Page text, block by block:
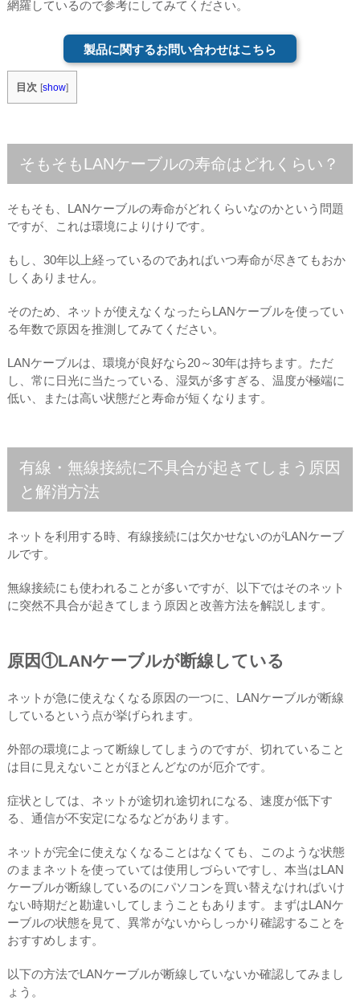
網羅しているので参考にしてみてください。
製品に関するお問い合わせはこちら
目次 [show]
そもそもLANケーブルの寿命はどれくらい？
そもそも、LANケーブルの寿命がどれくらいなのかという問題
ですが、これは環境によりけりです。
もし、30年以上経っているのであればいつ寿命が尽きてもおか
しくありません。
そのため、ネットが使えなくなったらLANケーブルを使ってい
る年数で原因を推測してみてください。
LANケーブルは、環境が良好なら20～30年は持ちます。ただ
し、常に日光に当たっている、湿気が多すぎる、温度が極端に
低い、または高い状態だと寿命が短くなります。
有線・無線接続に不具合が起きてしまう原因
と解消方法
ネットを利用する時、有線接続には欠かせないのがLANケーブ
ルです。
無線接続にも使われることが多いですが、以下ではそのネット
に突然不具合が起きてしまう原因と改善方法を解説します。
原因①LANケーブルが断線している
ネットが急に使えなくなる原因の一つに、LANケーブルが断線
しているという点が挙げられます。
外部の環境によって断線してしまうのですが、切れていること
は目に見えないことがほとんどなのが厄介です。
症状としては、ネットが途切れ途切れになる、速度が低下す
る、通信が不安定になるなどがあります。
ネットが完全に使えなくなることはなくても、このような状態
のままネットを使っていては使用しづらいですし、本当はLAN
ケーブルが断線しているのにパソコンを買い替えなければいけ
ない時期だと勘違いしてしまうこともあります。まずはLANケ
ーブルの状態を見て、異常がないからしっかり確認することを
おすすめします。
以下の方法でLANケーブルが断線していないか確認してみまし
ょう。